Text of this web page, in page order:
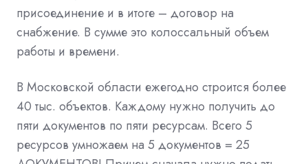
присоединение и в итоге – договор на
снабжение. В сумме это колоссальный объем
работы и времени.
В Московской области ежегодно строится более
40 тыс. объектов. Каждому нужно получить до
пяти документов по пяти ресурсам. Всего 5
ресурсов умножаем на 5 документов = 25